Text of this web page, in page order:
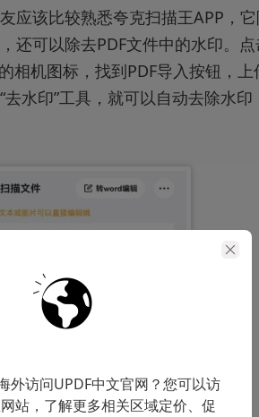
外访问UPDF中文官网？您可以访
站，了解更多相关区域定价、促
应该比较熟悉夸克扫描王APP，
还可以除去PDF文件中的水印。
相机图标，找到PDF导入按钮，上
水印”工具，就可以自动去除水印